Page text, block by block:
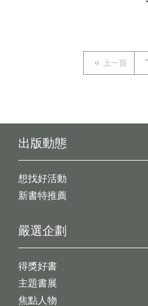
上一頁
出版動態
想找好活動
新書特推薦
嚴選企劃
得獎好書
主題書展
焦點人物